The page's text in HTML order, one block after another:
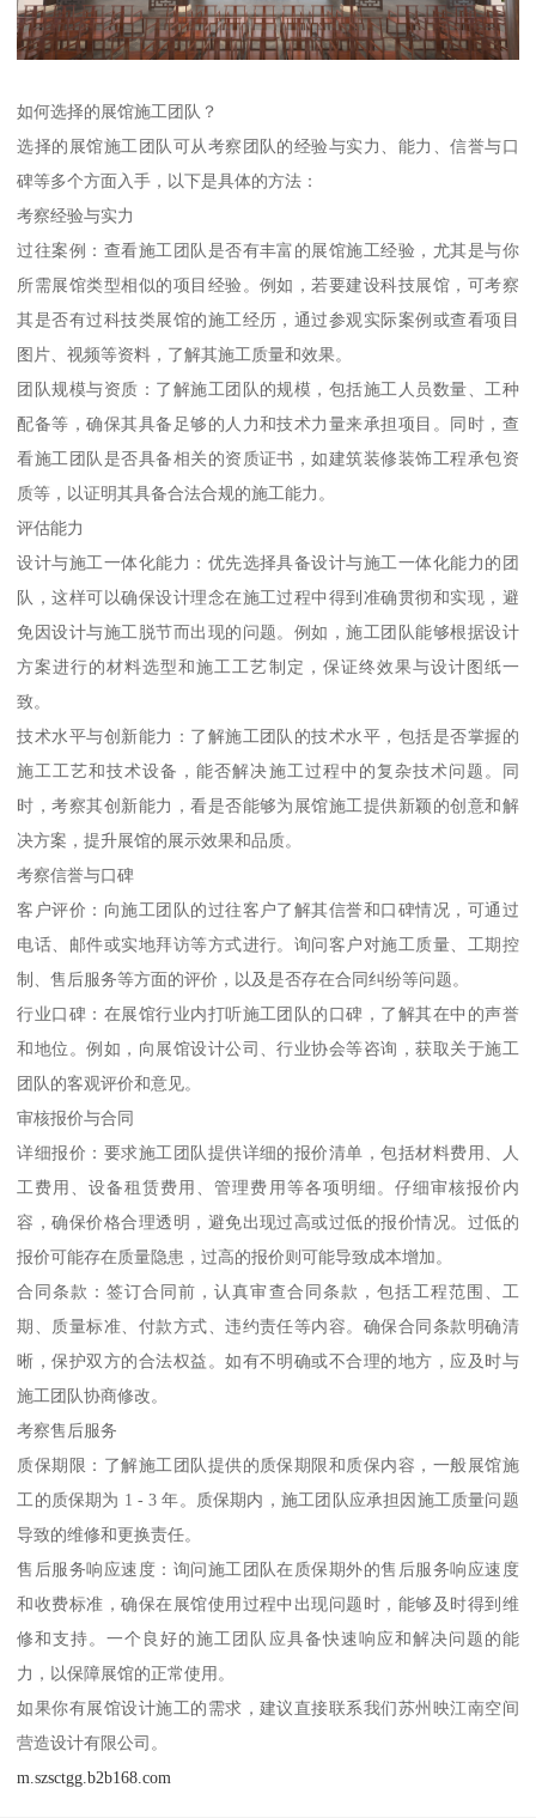
如何选择的展馆施工团队？
选择的展馆施工团队可从考察团队的经验与实力、能力、信誉与口
碑等多个方面入手，以下是具体的方法：
考察经验与实力
过往案例：查看施工团队是否有丰富的展馆施工经验，尤其是与你
所需展馆类型相似的项目经验。例如，若要建设科技展馆，可考察
其是否有过科技类展馆的施工经历，通过参观实际案例或查看项目
图片、视频等资料，了解其施工质量和效果。
团队规模与资质：了解施工团队的规模，包括施工人员数量、工种
配备等，确保其具备足够的人力和技术力量来承担项目。同时，查
看施工团队是否具备相关的资质证书，如建筑装修装饰工程承包资
质等，以证明其具备合法合规的施工能力。
评估能力
设计与施工一体化能力：优先选择具备设计与施工一体化能力的团
队，这样可以确保设计理念在施工过程中得到准确贯彻和实现，避
免因设计与施工脱节而出现的问题。例如，施工团队能够根据设计
方案进行的材料选型和施工工艺制定，保证终效果与设计图纸一
致。
技术水平与创新能力：了解施工团队的技术水平，包括是否掌握的
施工工艺和技术设备，能否解决施工过程中的复杂技术问题。同
时，考察其创新能力，看是否能够为展馆施工提供新颖的创意和解
决方案，提升展馆的展示效果和品质。
考察信誉与口碑
客户评价：向施工团队的过往客户了解其信誉和口碑情况，可通过
电话、邮件或实地拜访等方式进行。询问客户对施工质量、工期控
制、售后服务等方面的评价，以及是否存在合同纠纷等问题。
行业口碑：在展馆行业内打听施工团队的口碑，了解其在中的声誉
和地位。例如，向展馆设计公司、行业协会等咨询，获取关于施工
团队的客观评价和意见。
审核报价与合同
详细报价：要求施工团队提供详细的报价清单，包括材料费用、人
工费用、设备租赁费用、管理费用等各项明细。仔细审核报价内
容，确保价格合理透明，避免出现过高或过低的报价情况。过低的
报价可能存在质量隐患，过高的报价则可能导致成本增加。
合同条款：签订合同前，认真审查合同条款，包括工程范围、工
期、质量标准、付款方式、违约责任等内容。确保合同条款明确清
晰，保护双方的合法权益。如有不明确或不合理的地方，应及时与
施工团队协商修改。
考察售后服务
质保期限：了解施工团队提供的质保期限和质保内容，一般展馆施
工的质保期为 1 - 3 年。质保期内，施工团队应承担因施工质量问题
导致的维修和更换责任。
售后服务响应速度：询问施工团队在质保期外的售后服务响应速度
和收费标准，确保在展馆使用过程中出现问题时，能够及时得到维
修和支持。一个良好的施工团队应具备快速响应和解决问题的能
力，以保障展馆的正常使用。
如果你有展馆设计施工的需求，建议直接联系我们苏州映江南空间
营造设计有限公司。
m.szsctgg.b2b168.com